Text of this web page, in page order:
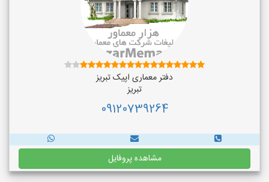
دفتر معماری اپیک تبریز
تبریز
09120739264
مشاهده پروفایل